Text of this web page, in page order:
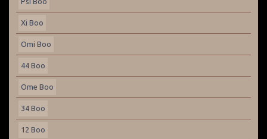
Xi Boo
Omi Boo
44 Boo
Ome Boo
34 Boo
12 Boo